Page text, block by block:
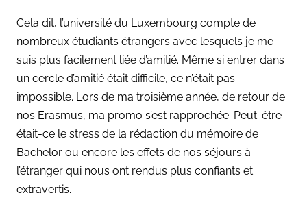
Cela dit, l’université du Luxembourg compte de
nombreux étudiants étrangers avec lesquels je me
suis plus facilement liée d’amitié. Même si entrer dans
un cercle d’amitié était difficile, ce n’était pas
impossible. Lors de ma troisième année, de retour de
nos Erasmus, ma promo s’est rapprochée. Peut-être
était-ce le stress de la rédaction du mémoire de
Bachelor ou encore les effets de nos séjours à
l’étranger qui nous ont rendus plus confiants et
extravertis.